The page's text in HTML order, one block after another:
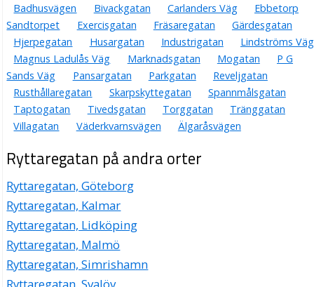
Badhusvägen Bivackgatan Carlanders Väg
Ebbetorp
Sandtorpet
Exercisgatan Fräsaregatan
Gärdesgatan
Hjerpegatan
Husargatan Industrigatan
Lindströms Väg
Magnus Ladulås Väg
Marknadsgatan Mogatan
P G
Sands Väg
Pansargatan Parkgatan
Reveljgatan
Rusthållaregatan
Skarpskyttegatan
Spannmålsgatan
Taptogatan
Tivedsgatan Torggatan
Tränggatan
Villagatan
Väderkvarnsvägen Älgaråsvägen
Ryttaregatan på andra orter
Ryttaregatan, Göteborg
Ryttaregatan, Kalmar
Ryttaregatan, Lidköping
Ryttaregatan, Malmö
Ryttaregatan, Simrishamn